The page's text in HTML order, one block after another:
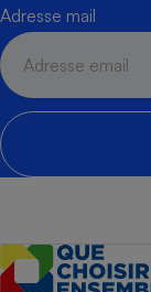
Adresse mail